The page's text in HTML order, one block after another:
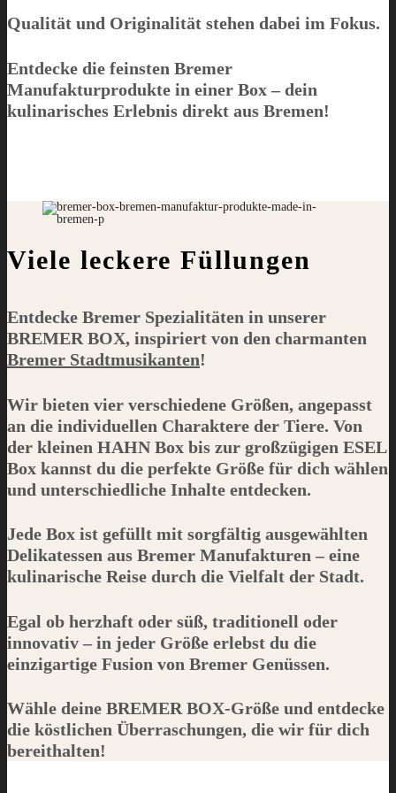
Qualität und Originalität stehen dabei im Fokus.
Entdecke die feinsten Bremer
Manufakturprodukte in einer Box – dein
kulinarisches Erlebnis direkt aus Bremen!
Viele leckere Füllungen
Entdecke Bremer Spezialitäten in unserer
BREMER BOX, inspiriert von den charmanten
Bremer Stadtmusikanten!
Wir bieten vier verschiedene Größen, angepasst
an die individuellen Charaktere der Tiere. Von
der kleinen HAHN Box bis zur großzügigen ESEL
Box kannst du die perfekte Größe für dich wählen
und unterschiedliche Inhalte entdecken.
Jede Box ist gefüllt mit sorgfältig ausgewählten
Delikatessen aus Bremer Manufakturen – eine
kulinarische Reise durch die Vielfalt der Stadt.
Egal ob herzhaft oder süß, traditionell oder
innovativ – in jeder Größe erlebst du die
einzigartige Fusion von Bremer Genüssen.
Wähle deine BREMER BOX-Größe und entdecke
die köstlichen Überraschungen, die wir für dich
bereithalten!